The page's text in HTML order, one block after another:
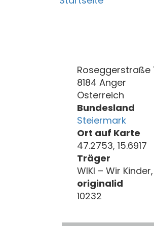
Roseggerstraße
8184 Anger
Österreich
Bundesland
Steiermark
Ort auf Karte
47.2753, 15.6917
Träger
WIKI – Wir
originalid
10232